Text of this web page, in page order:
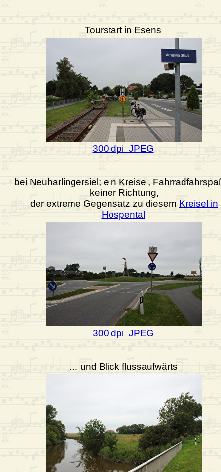
Tourstart in Esens
300 dpi JPEG
bei Neuharlingersiel; ein Kreisel,
keiner Richtung,
der extreme Gegensatz zu diesem Kreisel in
Hospental
300 dpi JPEG
… und Blick flussaufwärts